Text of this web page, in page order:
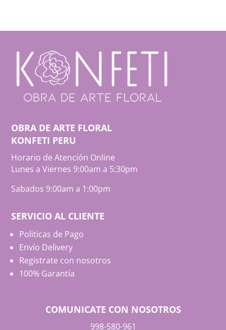
OBRA DE ARTE FLORAL
KONFETI PERU
Horario de Atención Online
Lunes a Viernes 9:00am a 5:30pm
Sabados 9:00am a 1:00pm
SERVICIO AL CLIENTE
Politicas de Pago
Envío Delivery
Registrate con nosotros
100% Garantía
COMUNICATE CON NOSOTROS
998-580-961